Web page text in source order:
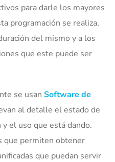
para darle los mayores
programación se realiza,
del mismo y a los
que este puede ser
se usan Software de
al detalle el estado de
y el uso que está dando.
que permiten obtener
que puedan servir